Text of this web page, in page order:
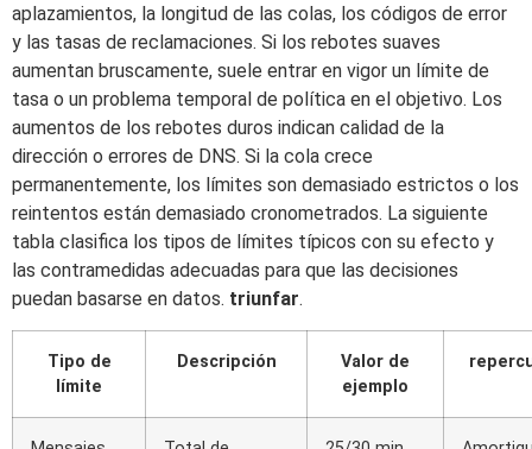
aplazamientos, la longitud de las colas, los códigos de error
y las tasas de reclamaciones. Si los rebotes suaves
aumentan bruscamente, suele entrar en vigor un límite de
tasa o un problema temporal de política en el objetivo. Los
aumentos de los rebotes duros indican calidad de la
dirección o errores de DNS. Si la cola crece
permanentemente, los límites son demasiado estrictos o los
reintentos están demasiado cronometrados. La siguiente
tabla clasifica los tipos de límites típicos con su efecto y
las contramedidas adecuadas para que las decisiones
puedan basarse en datos. triunfar.
Tipo de
límite
Descripción
Valor de
ejemplo